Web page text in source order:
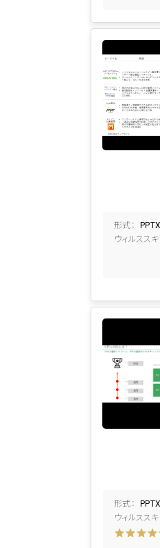
形式： PPTX
ウィルススキ
形式： PPTX
ウィルススキ